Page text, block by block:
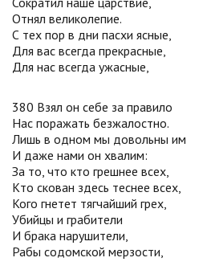
Отнял великолепие.
С тех пор в дни пасхи ясные,
Для вас всегда прекрасные,
Для нас всегда ужасные,
380 Взял он себе за правило
Нас поражать безжалостно.
Лишь в одном мы довольны им
И даже нами он хвалим:
За то, что кто грешнее всех,
Кто скован здесь теснее всех,
Кого гнетет тягчайший грех,
Убийцы и грабители
И брака нарушители,
Рабы содомской мерзости,